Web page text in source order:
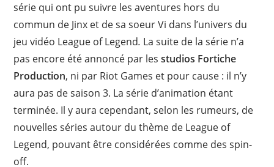
série qui ont pu suivre les aventures hors du
commun de Jinx et de sa soeur Vi dans l’univers du
jeu vidéo League of Legend. La suite de la série n’a
pas encore été annoncé par lesstudios Fortiche
Production, ni par Riot Games et pour cause : il n’y
aura pas de saison 3. La série d’animation étant
terminée. Il y aura cependant, selon les rumeurs, de
nouvelles séries autour du thème de League of
Legend, pouvant être considérées comme des spin-
off.